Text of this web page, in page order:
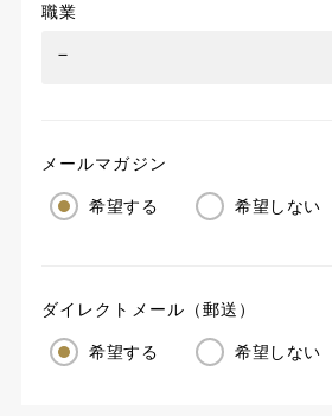
職業
メールマガジン
希望する 希望しない
ダイレクトメール（郵送）
希望する 希望しない